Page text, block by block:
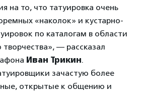
на то, что татуировка очень
«наколок» и кустарно-
по каталогам в области
творчества», — рассказал
Иван Трикин.
зачастую более
открытые к общению и